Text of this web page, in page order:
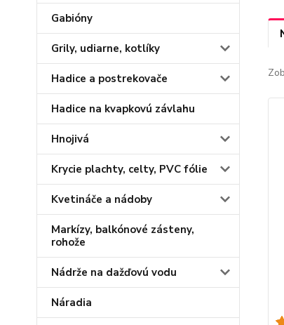
Gabióny
Grily, udiarne, kotlíky
Hadice a postrekovače
Hadice na kvapkovú závlahu
Hnojivá
Krycie plachty, celty, PVC fólie
Kvetináče a nádoby
Markízy, balkónové zásteny,
rohože
Nádrže na dažďovú vodu
Náradia